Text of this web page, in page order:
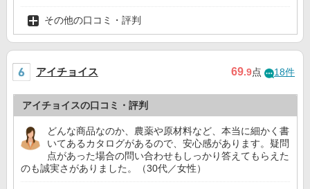
その他の口コミ・評判
アイチョイス 69.9点 18件
アイチョイスの口コミ・評判
どんな商品なのか、農薬や原材料など、本当に細かく書
いてあるカタログがあるので、安心感があります。疑問
点があった場合の問い合わせもしっかり答えてもらえた
のも誠実さがありました。（30代／女性）